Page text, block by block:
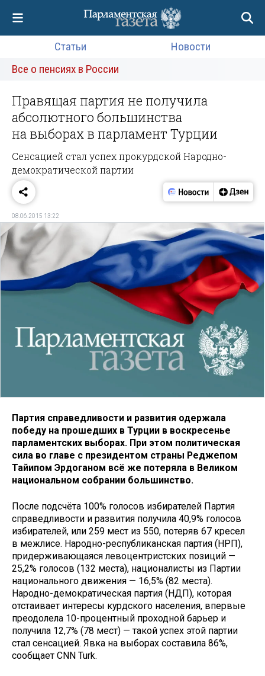
Статьи
Новости
Все о пенсиях в России
Правящая партия не получила
абсолютного большинства
на выборах в парламент Турции
Сенсацией стал успех прокурдской Народно-
демократической партии
08.06.2015 13:22
Партия справедливости и развития одержала
победу на прошедших в Турции в воскресенье
парламентских выборах. При этом политическая
сила во главе с президентом страны Реджепом
Тайипом Эрдоганом всё же потеряла в Великом
национальном собрании большинство.
После подсчёта 100% голосов избирателей Партия
справедливости и развития получила 40,9% голосов
избирателей, или 259 мест из 550, потеряв 67 кресел
в межлисе. Народно-республиканская партия (НРП),
придерживающаяся левоцентристских позиций —
25,2% голосов (132 места), националисты из Партии
национального движения — 16,5% (82 места).
Народно-демократическая партия (НДП), которая
отстаивает интересы курдского населения, впервые
преодолела 10-процентный проходной барьер и
получила 12,7% (78 мест) — такой успех этой партии
стал сенсацией. Явка на выборах составила 86%,
сообщает CNN Turk.